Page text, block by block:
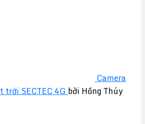
Camera
trời SECTEC 4G bởi Hồng Thúy